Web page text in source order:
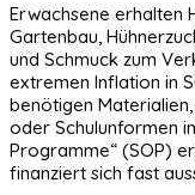
Erwachsene erhalten
Gartenbau,
und Schmuck zum
extremen Inflation in
benötigen
oder Schulunformen
Programme“ (SOP)
finanziert sich fast